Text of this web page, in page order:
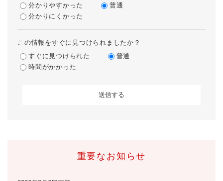
分かりやすかった
普通
分かりにくかった
この情報をすぐに見つけられましたか？
すぐに見つけられた
普通
時間がかかった
重要なお知らせ